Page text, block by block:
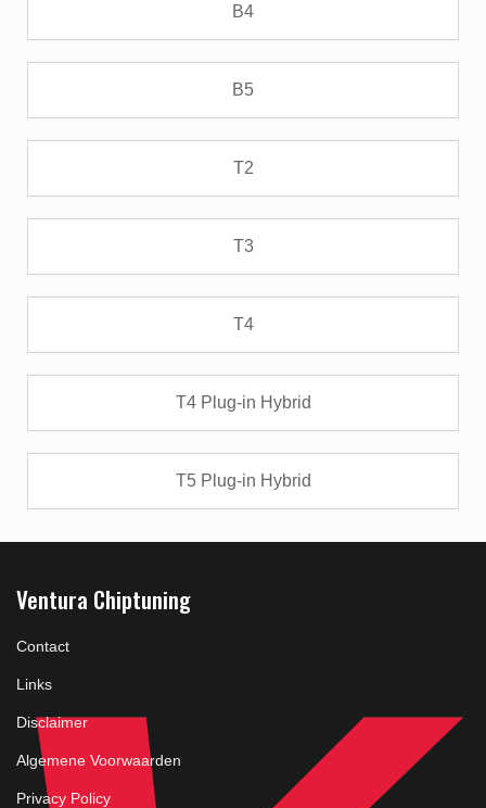
B4
B5
T2
T3
T4
T4 Plug-in Hybrid
T5 Plug-in Hybrid
Ventura Chiptuning
Contact
Links
Disclaimer
Algemene Voorwaarden
Privacy Policy